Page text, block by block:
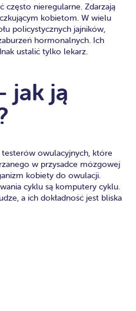
często nieregularne. Zdarzają
kobietom. W wielu
policystycznych jajników,
hormonalnych. Ich
ustalić tylko lekarz.
jak ją
owulacyjnych, które
w przysadce mózgowej
kobiety do owulacji.
cyklu są komputery cyklu.
a ich dokładność jest bliska